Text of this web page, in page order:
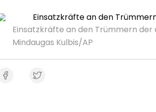
Einsatzkräfte an den Trümmern der
Mindaugas Kulbis/AP